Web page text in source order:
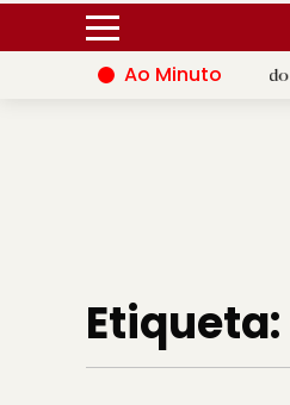
Ao Minuto
à inovação do mundo da moda |
Etiqueta: